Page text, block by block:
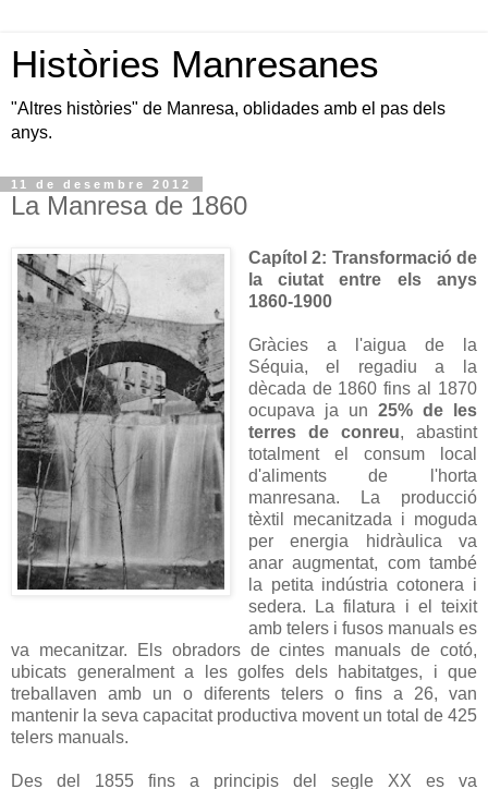
Històries Manresanes
"Altres històries" de Manresa, oblidades amb el pas dels
anys.
11 de desembre 2012
La Manresa de 1860
Capítol 2: Transformació de
la ciutat entre els anys
1860-1900
Gràcies a l'aigua de la
Séquia, el regadiu a la
dècada de 1860 fins al 1870
ocupava ja un 25% de les
terres de conreu, abastint
totalment el consum local
d'aliments de l'horta
manresana. La producció
tèxtil mecanitzada i moguda
per energia hidràulica va
anar augmentat, com també
la petita indústria cotonera i
sedera. La filatura i el teixit
amb telers i fusos manuals es
va mecanitzar. Els obradors de cintes manuals de cotó,
ubicats generalment a les golfes dels habitatges, i que
treballaven amb un o diferents telers o fins a 26, van
mantenir la seva capacitat productiva movent un total de 425
telers manuals.
Des del 1855 fins a principis del segle XX es va